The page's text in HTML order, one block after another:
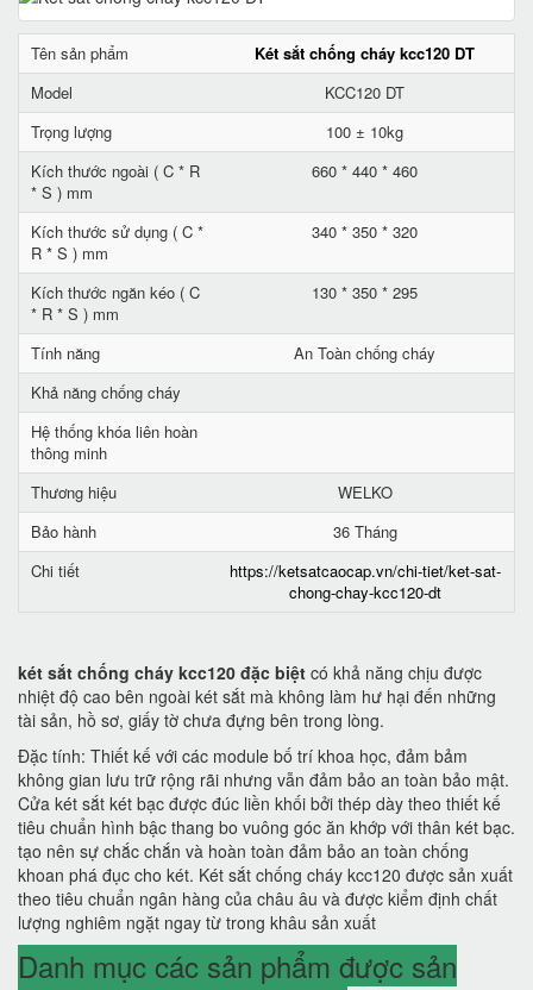
Tên sản phẩm
Két sắt chống cháy kcc120 DT
Model
KCC120 DT
Trọng lượng
100 ± 10kg
Kích thước ngoài ( C * R
* S ) mm
660 * 440 * 460
Kích thước sử dụng ( C *
R * S ) mm
340 * 350 * 320
Kích thước ngăn kéo ( C
* R * S ) mm
130 * 350 * 295
Tính năng
An Toàn chống cháy
Khả năng chống cháy
Hệ thống khóa liên hoàn
thông minh
Thương hiệu
WELKO
Bảo hành
36 Tháng
Chi tiết
https://ketsatcaocap.vn/chi-tiet/ket-sat-
chong-chay-kcc120-dt
két sắt chống cháy kcc120 đặc biệt có khả năng chịu được
nhiệt độ cao bên ngoài két sắt mà không làm hư hại đến những
tài sản, hồ sơ, giấy tờ chưa đựng bên trong lòng.
Đặc tính: Thiết kế với các module bố trí khoa học, đảm bảm
không gian lưu trữ rộng rãi nhưng vẫn đảm bảo an toàn bảo mật.
Cửa két sắt két bạc được đúc liền khối bởi thép dày theo thiết kế
tiêu chuẩn hình bậc thang bo vuông góc ăn khớp với thân két bạc.
tạo nên sự chắc chắn và hoàn toàn đảm bảo an toàn chống
khoan phá đục cho két. Két sắt chống cháy kcc120 được sản xuất
theo tiêu chuẩn ngân hàng của châu âu và được kiểm định chất
lượng nghiêm ngặt ngay từ trong khâu sản xuất
Danh mục các sản phẩm được sản